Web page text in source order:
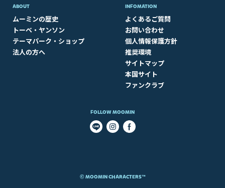
ABOUT​
ムーミンの歴史
トーベ・ヤンソン
テーマパーク・ショップ
法人の方へ
INFOMATION
よくあるご質問
お問い合わせ
個人情報保護方針
推奨環境
サイトマップ
本国サイト
ファンクラブ
FOLLOW MOOMIN
© MOOMIN CHARACTERS™​